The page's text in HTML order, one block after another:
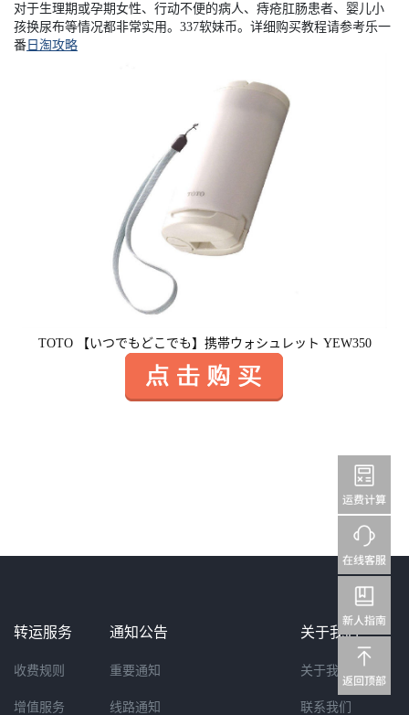
对于生理期或孕期女性、行动不便的病人、痔疮肛肠患者、婴儿小
孩换尿布等情况都非常实用。 337软妹币。详细购买教程请参考乐一
番 日淘攻略
TOTO 【いつでもどこでも】携帯ウォシュレット YEW350
转运服务
收费规则
增值服务
通知公告
重要通知
线路通知
关于我们
关于我们
联系我们